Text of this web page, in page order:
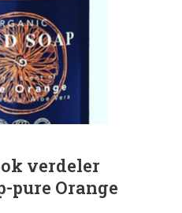
verdeler
pure Orange